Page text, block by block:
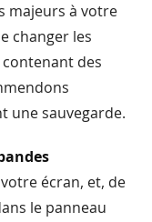
majeurs à votre
changer les
des
une sauvegarde.
écran, et, de
le panneau